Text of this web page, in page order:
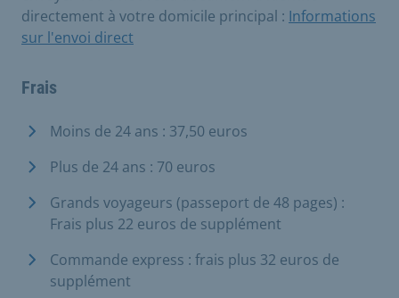
directement à votre domicile principal : Informations
sur l'envoi direct
Frais
Moins de 24 ans : 37,50 euros
Plus de 24 ans : 70 euros
Grands voyageurs (passeport de 48 pages) :
Frais plus 22 euros de supplément
Commande express : frais plus 32 euros de
supplément